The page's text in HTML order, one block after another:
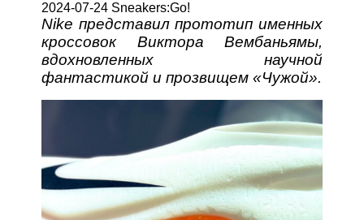
2024-07-24 Sneakers:Go!
Nike представил прототип именных
кроссовок Виктора Вембаньямы,
вдохновленных научной
фантастикой и прозвищем «Чужой».